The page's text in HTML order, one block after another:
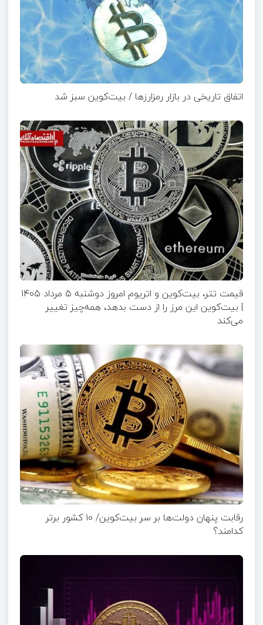
اتفاق تاریخی در بازار رمزارزها / بیت‌کوین سبز شد
قیمت تتر، بیت‌کوین و اتریوم امروز دوشنبه ۵ مرداد ۱۴۰۵
| بیت‌کوین این مرز را از دست بدهد، همه‌چیز تغییر
می‌کند
رقابت پنهان دولت‌ها بر سر بیت‌کوین/ ۱۰ کشور برتر
کدامند؟